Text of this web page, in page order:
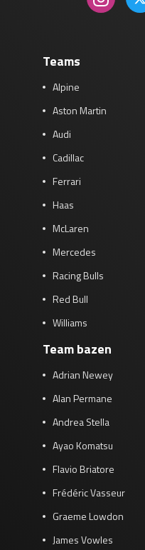
Teams
Alpine
Aston Martin
Audi
Cadillac
Ferrari
Haas
McLaren
Mercedes
Racing Bulls
Red Bull
Williams
Team bazen
Adrian Newey
Alan Permane
Andrea Stella
Ayao Komatsu
Flavio Briatore
Frédéric Vasseur
Graeme Lowdon
James Vowles